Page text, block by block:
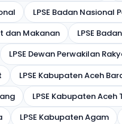
LPSE Badan Nasional
dan Makanan
LPSE
LPSE Dewan Perwakilan
LPSE Kabupaten Aceh
LPSE Kabupaten Aceh
LPSE Kabupaten Agam